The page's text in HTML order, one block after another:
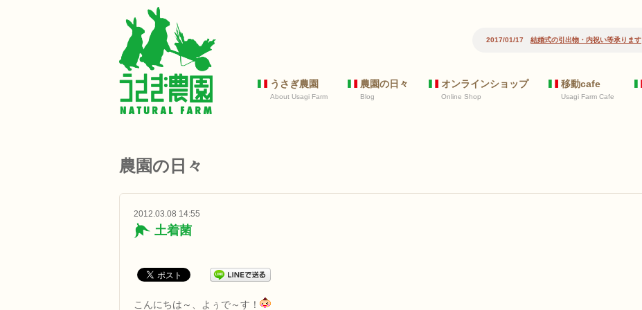
2017/01/17 結婚式の引出物・内祝い等承ります
うさぎ農園
About Usagi Farm
農園の日々
Blog
オンラインショップ
Online Shop
移動cafe
Usagi Farm Cafe
農園の日々
2012.03.08 14:55
土着菌
こんにちは～、よぅで～す！